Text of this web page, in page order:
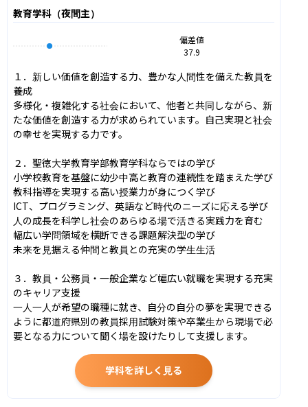
教育学科（夜間主）
偏差値
37.9
１．新しい価値を創造する力、豊かな人間性を備えた教員を
養成
多様化・複雑化する社会において、他者と共同しながら、新
たな価値を創造する力が求められています。自己実現と社会
の幸せを実現する力です。
２．聖徳大学教育学部教育学科ならではの学び
小学校教育を基盤に幼少中高と教育の連続性を踏まえた学び
教科指導を実現する高い授業力が身につく学び
ICT、プログラミング、英語など時代のニーズに応える学び
人の成長を科学し社会のあらゆる場で活きる実践力を育む
幅広い学問領域を横断できる課題解決型の学び
未来を見据える仲間と教員との充実の学生生活
３．教員・公務員・一般企業など幅広い就職を実現する充実
のキャリア支援
一人一人が希望の職種に就き、自分の自分の夢を実現できる
ように都道府県別の教員採用試験対策や卒業生から現場で必
要となる力について聞く場を設けたりして支援します。
学科を詳しく見る